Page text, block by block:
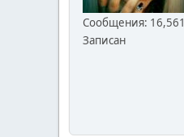
Сообщения: 16,561
Записан